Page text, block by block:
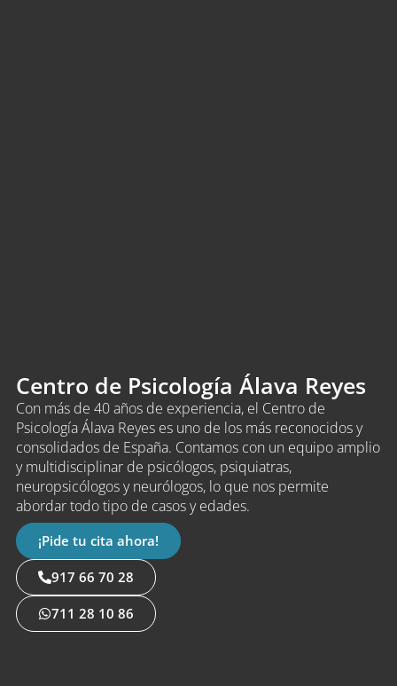
Centro de Psicología Álava Reyes
Con más de 40 años de experiencia, el Centro de
Psicología Álava Reyes es uno de los más reconocidos y
consolidados de España. Contamos con un equipo amplio
y multidisciplinar de psicólogos, psiquiatras,
neuropsicólogos y neurólogos, lo que nos permite
abordar todo tipo de casos y edades.
¡Pide tu cita ahora!
917 66 70 28
711 28 10 86